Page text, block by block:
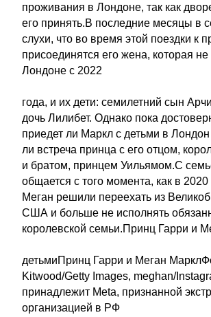
проживания в Лондоне, так как
его принять.В последние месяцы в
слухи, что во время этой поездки к
присоединятся его жена, которая
Лондоне с 2022
года, и их дети: семилетний сын
дочь Лилибет. Однако пока
приедет ли Маркл с детьми в Лондон
ли встреча принца с его отцом,
и братом, принцем Уильямом.С
общается с того момента, как в 2020
Меган решили переехать из
США и больше не исполнять
королевской семьи.Принц Гарри и
детьмиПринц Гарри и Меган
Kitwood/Getty Images, meghan/
принадлежит Meta, признанной
организацией в РФ